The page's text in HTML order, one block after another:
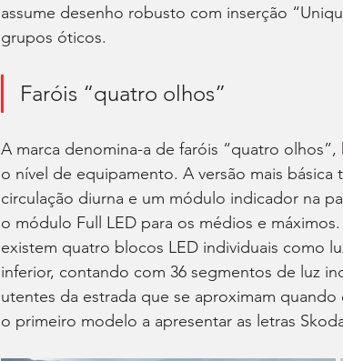
assume desenho robusto com inserção
grupos óticos.
Faróis “quatro olhos”
A marca denomina-a de faróis “quatro
o nível de equipamento. A versão mais
circulação diurna e um módulo indicador na
o módulo Full LED para os médios e
existem quatro blocos LED individuais como
inferior, contando com 36 segmentos de luz
utentes da estrada que se aproximam
o primeiro modelo a apresentar as letras